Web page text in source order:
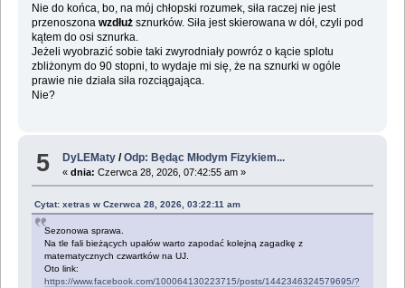
Nie do końca, bo, na mój chłopski rozumek, siła raczej nie jest
przenoszona wzdłuż sznurków. Siła jest skierowana w dół, czyli pod
kątem do osi sznurka.
Jeżeli wyobrazić sobie taki zwyrodniały powróz o kącie splotu
zbliżonym do 90 stopni, to wydaje mi się, że na sznurki w ogóle
prawie nie działa siła rozciągająca.
Nie?
5 DyLEMaty /Odp: Będąc Młodym Fizykiem...
«dnia: Czerwca 28, 2026, 07:42:55 am »
Cytat: xetras w Czerwca 28, 2026, 03:22:11 am
Sezonowa sprawa.
Na tle fali bieżących upałów warto zapodać kolejną zagadkę z
matematycznych czwartków na UJ.
Oto link:
https://www.facebook.com/100064130223715/posts/1442346324579695/?